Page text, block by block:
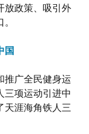
放政策、吸引外
国
推广全民健身运
三项运动引进中
天涯海角铁人三